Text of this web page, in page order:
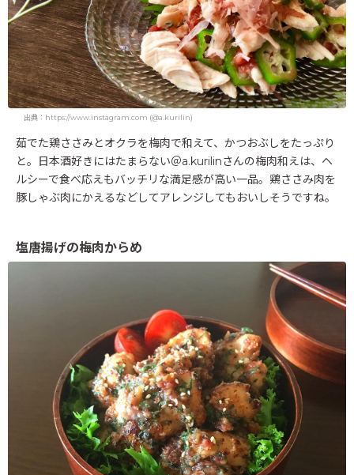
出典：https://www.instagram.com (@a.kurilin)
茹でた鶏ささみとオクラを梅肉で和えて、かつおぶしをたっぷり
と。日本酒好きにはたまらない＠a.kurilinさんの梅肉和えは、ヘ
ルシーで食べ応えもバッチリな満足感が高い一品。鶏ささみ肉を
豚しゃぶ肉にかえるなどしてアレンジしてもおいしそうですね。
塩唐揚げの梅肉からめ